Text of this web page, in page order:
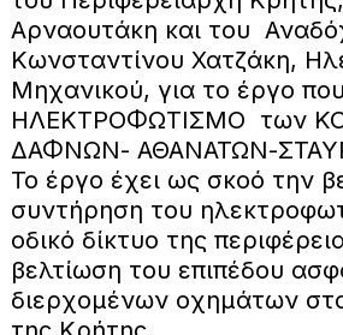
Αρναουτάκη και του
Κωνσταντίνου Χατζάκη,
Μηχανικού, για το έργο
ΗΛΕΚΤΡΟΦΩΤΙΣΜΟ των
ΔΑΦΝΩΝ- ΑΘΑΝΑΤΩΝ-
Το έργο έχει ως σκοό την
συντήρηση του
οδικό δίκτυο της
βελτίωση του επιπέδου
διερχομένων οχημάτων